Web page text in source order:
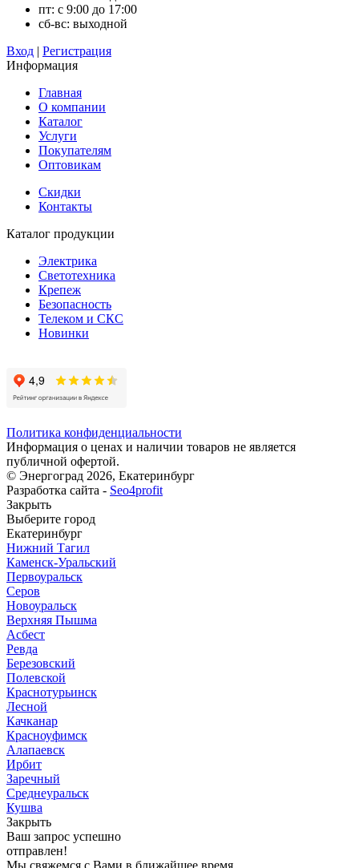
пт: с 9:00 до 17:00
сб-вс: выходной
Вход | Регистрация
Информация
Главная
О компании
Каталог
Услуги
Покупателям
Оптовикам
Скидки
Контакты
Каталог продукции
Электрика
Светотехника
Крепеж
Безопасность
Телеком и СКС
Новинки
Политика конфиденциальности
Информация о ценах и наличии товаров не является
публичной офертой.
© Энергоград 2026, Екатеринбург
Разработка сайта - Seo4profit
Закрыть
Выберите город
Екатеринбург
Нижний Тагил
Каменск-Уральский
Первоуральск
Серов
Новоуральск
Верхняя Пышма
Асбест
Ревда
Березовский
Полевской
Краснотурьинск
Лесной
Качканар
Красноуфимск
Алапаевск
Ирбит
Заречный
Среднеуральск
Кушва
Закрыть
Ваш запрос успешно
отправлен!